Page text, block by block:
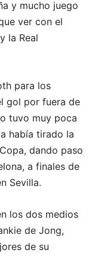
y mucho juego
ver con el
la Real
para los
gol por fuera de
tuvo muy poca
había tirado la
dando paso
a finales de
Sevilla.
los dos medios
de Jong,
de su